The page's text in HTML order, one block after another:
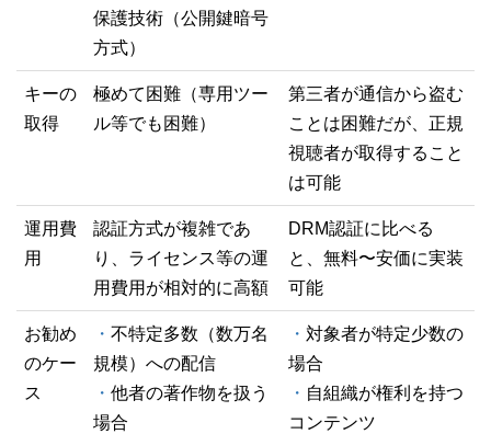
保護技術（公開鍵暗号
方式）
キーの
取得
極めて困難（専用ツー
ル等でも困難）
第三者が通信から盗む
ことは困難だが、正規
視聴者が取得すること
は可能
運用費
用
認証方式が複雑であ
り、ライセンス等の運
用費用が相対的に高額
DRM認証に比べる
と、無料〜安価に実装
可能
お勧め
のケー
ス
・ 不特定多数（数万名
規模）への配信
・ 他者の著作物を扱う
場合
・ 対象者が特定少数の
場合
・ 自組織が権利を持つ
コンテンツ